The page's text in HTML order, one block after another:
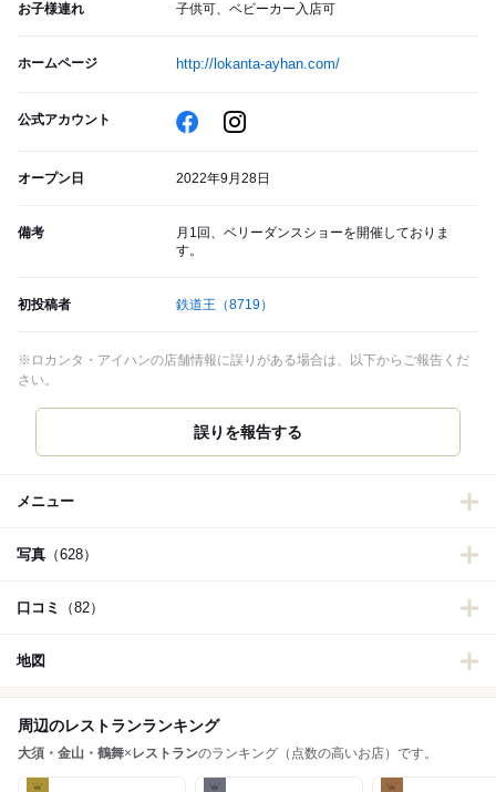
お子様連れ 子供可、ベビーカー入店可
ホームページ http://lokanta-ayhan.com/
公式アカウント
オープン日 2022年9月28日
備考
月1回、ベリーダンスショーを開催しておりま
す。
初投稿者 鉄道王 （8719）
※ロカンタ・アイハンの店舗情報に誤りがある場合は、以下からご報告くだ
さい。
誤りを報告する
メニュー
写真 （628）
口コミ （82）
地図
周辺のレストランランキング
大須・金山・鶴舞× レストランのランキング（点数の高いお店）です。